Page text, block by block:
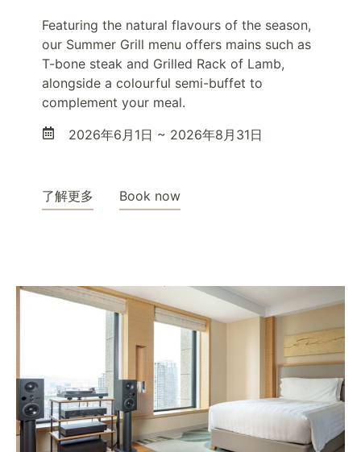
Featuring the natural flavours of the season,
our Summer Grill menu offers mains such as
T-bone steak and Grilled Rack of Lamb,
alongside a colourful semi-buffet to
complement your meal.
2026年6月1日 ~ 2026年8月31日
了解更多 Book now